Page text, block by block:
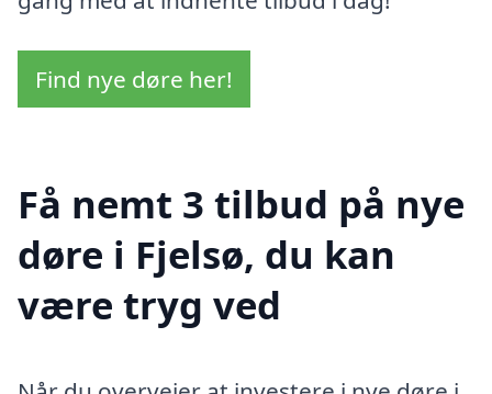
Find nye døre her!
Få nemt 3 tilbud på nye
døre i Fjelsø, du kan
være tryg ved